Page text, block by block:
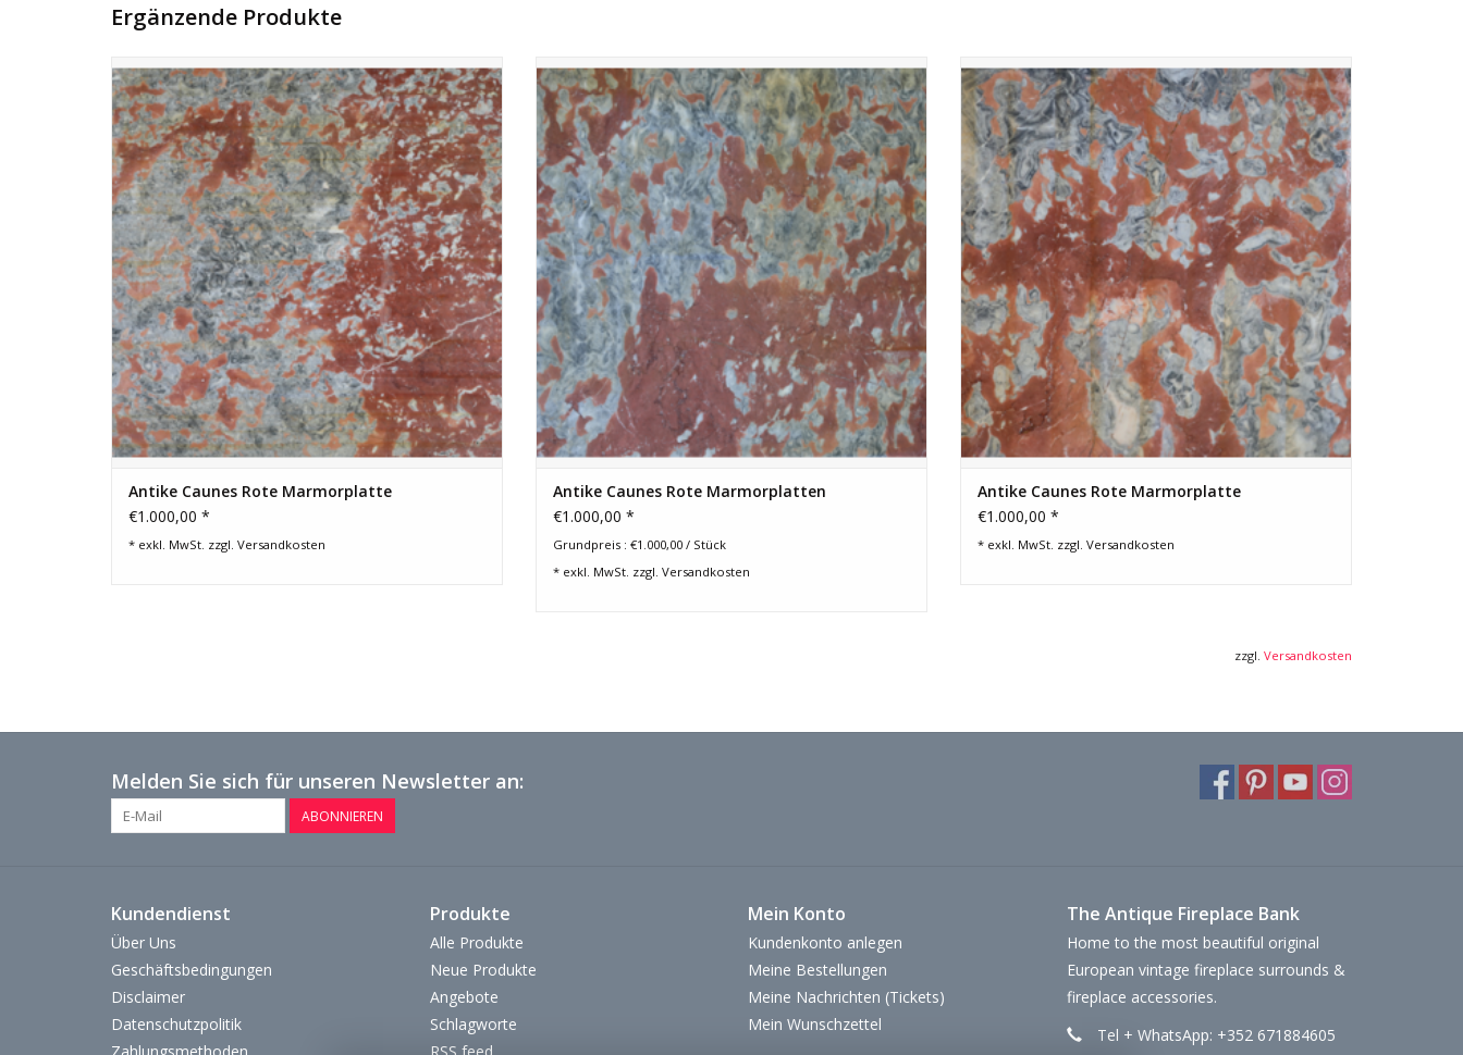
Ergänzende Produkte
Große Platte aus antike Rotem Caunes Marmor, mit den
Maßen 208 cm x 167 cm und einer Dicke von 1,8 cm.
ZUM WARENKORB HINZUFÜGEN
Antike Caunes Rote Marmorplatte
€1.000,00 *
* exkl. MwSt. zzgl. Versandkosten
Große Platten aus antike Rotem Caunes Marmor, mit den
Maßen 208 cm x 165 cm und einer Dicke von 1,8 cm.
ZUM WARENKORB HINZUFÜGEN
Antike Caunes Rote Marmorplatten
€1.000,00 *
Grundpreis : €1.000,00 / Stück
* exkl. MwSt. zzgl. Versandkosten
Große Platten aus antike Rotem Caunes Marmor, mit den
Maßen 150 cm x 105 cm und einer Dicke von 1,8 cm.
ZUM WARENKORB HINZUFÜGEN
Antike Caunes Rote Marmorplatte
€1.000,00 *
* exkl. MwSt. zzgl. Versandkosten
zzgl. Versandkosten
Melden Sie sich für unseren Newsletter an:
ABONNIEREN
Kundendienst
Über Uns
Geschäftsbedingungen
Disclaimer
Datenschutzpolitik
Produkte
Alle Produkte
Neue Produkte
Angebote
Schlagworte
Mein Konto
Kundenkonto anlegen
Meine Bestellungen
Meine Nachrichten (Tickets)
Mein Wunschzettel
The Antique Fireplace Bank
Home to the most beautiful original
European vintage fireplace surrounds &
fireplace accessories.
Tel + WhatsApp: +352 671884605